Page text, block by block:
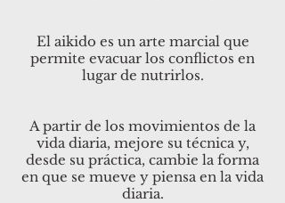
El aikido es un arte marcial que
permite evacuar los conflictos en
lugar de nutrirlos.
A partir de los movimientos de la
vida diaria, mejore su técnica y,
desde su práctica, cambie la forma
en que se mueve y piensa en la vida
diaria.